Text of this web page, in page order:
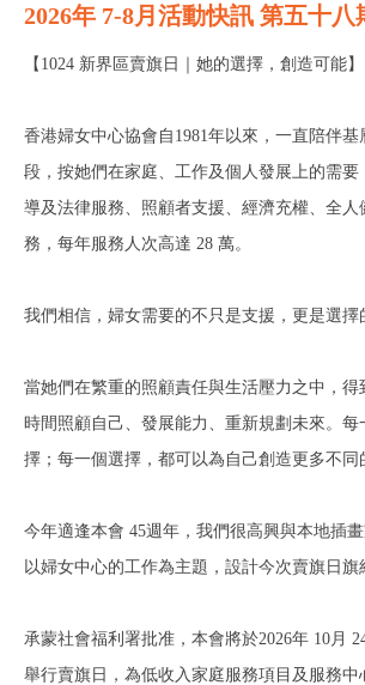
2026年 7-8月活動快訊 第五十八
【1024 新界區賣旗日｜她的選擇，創造可能】
香港婦女中心協會自1981年以來，一直陪伴
段，按她們在家庭、工作及個人發展上的需
導及法律服務、照顧者支援、經濟充權、全
務，每年服務人次高達 28 萬。
我們相信，婦女需要的不只是支援，更是選擇
當她們在繁重的照顧責任與生活壓力之中，
時間照顧自己、發展能力、重新規劃未來。
擇；每一個選擇，都可以為自己創造更多不同
今年適逢本會 45週年，我們很高興與本地插畫
以婦女中心的工作為主題，設計今次賣旗日旗
承蒙社會福利署批准，本會將於2026年 10月
舉行賣旗日，為低收入家庭服務項目及服務